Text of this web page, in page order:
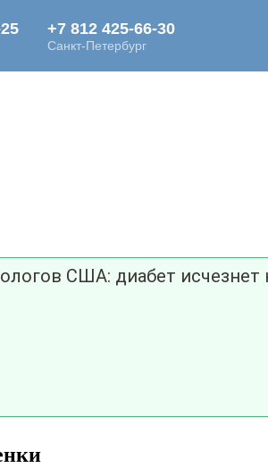
США: диабет исчезнет